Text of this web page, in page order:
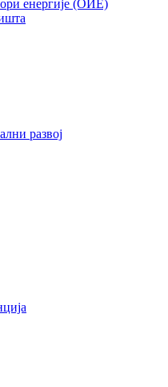
енергије (ОИЕ)
развој